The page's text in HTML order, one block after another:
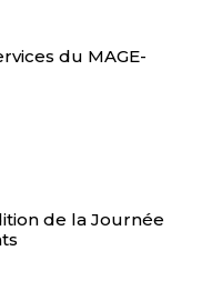
du MAGE-
de la Journée